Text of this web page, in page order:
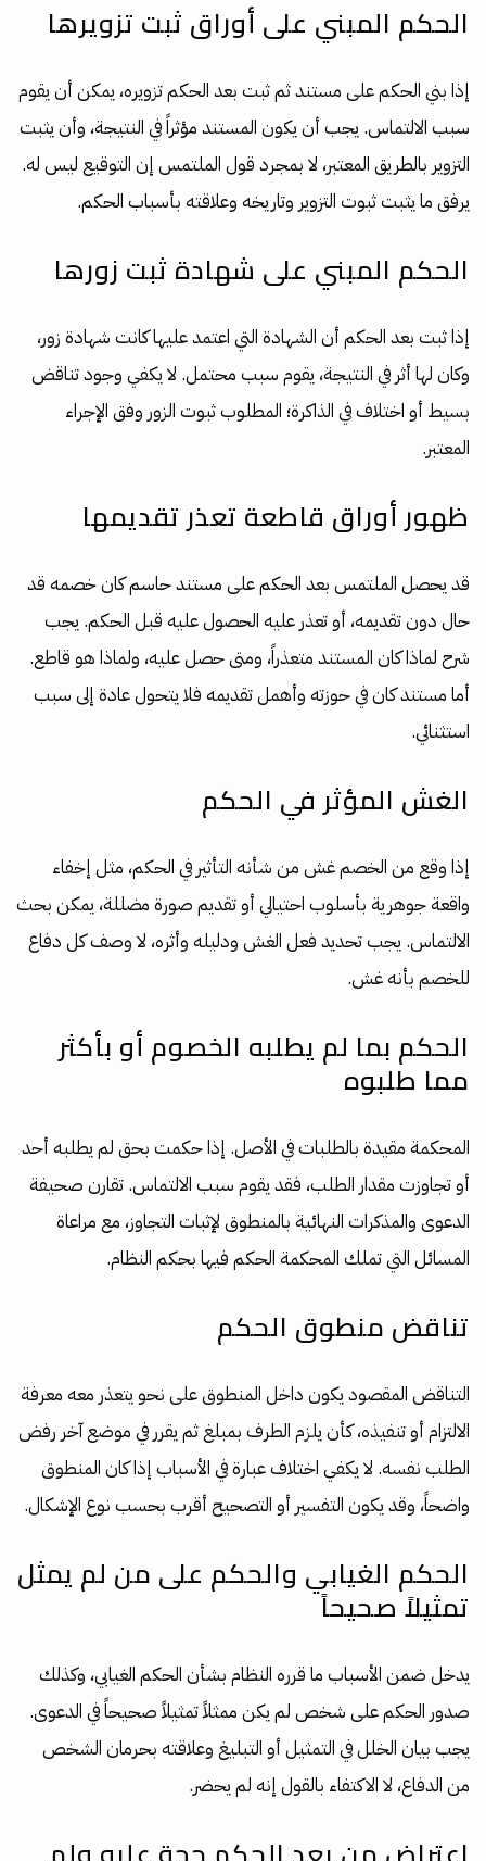
الحكم المبني على أوراق ثبت تزويرها
إذا بني الحكم على مستند ثم ثبت بعد الحكم تزويره، يمكن أن يقوم
سبب الالتماس. يجب أن يكون المستند مؤثراً في النتيجة، وأن يثبت
التزوير بالطريق المعتبر، لا بمجرد قول الملتمس إن التوقيع ليس له.
يرفق ما يثبت ثبوت التزوير وتاريخه وعلاقته بأسباب الحكم.
الحكم المبني على شهادة ثبت زورها
إذا ثبت بعد الحكم أن الشهادة التي اعتمد عليها كانت شهادة زور،
وكان لها أثر في النتيجة، يقوم سبب محتمل. لا يكفي وجود تناقض
بسيط أو اختلاف في الذاكرة؛ المطلوب ثبوت الزور وفق الإجراء
المعتبر.
ظهور أوراق قاطعة تعذر تقديمها
قد يحصل الملتمس بعد الحكم على مستند حاسم كان خصمه قد
حال دون تقديمه، أو تعذر عليه الحصول عليه قبل الحكم. يجب
شرح لماذا كان المستند متعذراً، ومتى حصل عليه، ولماذا هو قاطع.
أما مستند كان في حوزته وأهمل تقديمه فلا يتحول عادة إلى سبب
استثنائي.
الغش المؤثر في الحكم
إذا وقع من الخصم غش من شأنه التأثير في الحكم، مثل إخفاء
واقعة جوهرية بأسلوب احتيالي أو تقديم صورة مضللة، يمكن بحث
الالتماس. يجب تحديد فعل الغش ودليله وأثره، لا وصف كل دفاع
للخصم بأنه غش.
الحكم بما لم يطلبه الخصوم أو بأكثر
مما طلبوه
المحكمة مقيدة بالطلبات في الأصل. إذا حكمت بحق لم يطلبه أحد
أو تجاوزت مقدار الطلب، فقد يقوم سبب الالتماس. تقارن صحيفة
الدعوى والمذكرات النهائية بالمنطوق لإثبات التجاوز، مع مراعاة
المسائل التي تملك المحكمة الحكم فيها بحكم النظام.
تناقض منطوق الحكم
التناقض المقصود يكون داخل المنطوق على نحو يتعذر معه معرفة
الالتزام أو تنفيذه، كأن يلزم الطرف بمبلغ ثم يقرر في موضع آخر رفض
الطلب نفسه. لا يكفي اختلاف عبارة في الأسباب إذا كان المنطوق
واضحاً، وقد يكون التفسير أو التصحيح أقرب بحسب نوع الإشكال.
الحكم الغيابي والحكم على من لم يمثل
تمثيلاً صحيحاً
يدخل ضمن الأسباب ما قرره النظام بشأن الحكم الغيابي، وكذلك
صدور الحكم على شخص لم يكن ممثلاً تمثيلاً صحيحاً في الدعوى.
يجب بيان الخلل في التمثيل أو التبليغ وعلاقته بحرمان الشخص
من الدفاع، لا الاكتفاء بالقول إنه لم يحضر.